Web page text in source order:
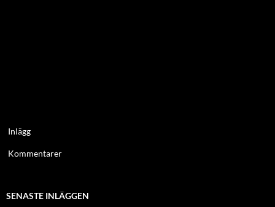
Inlägg
Kommentarer
SENASTE INLÄGGEN